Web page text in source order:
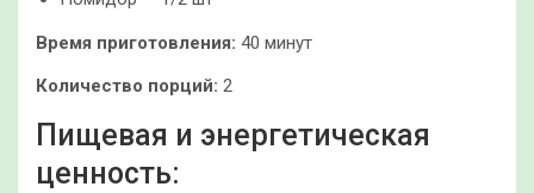
Время приготовления: 40 минут
Количество порций: 2
Пищевая и энергетическая
ценность: